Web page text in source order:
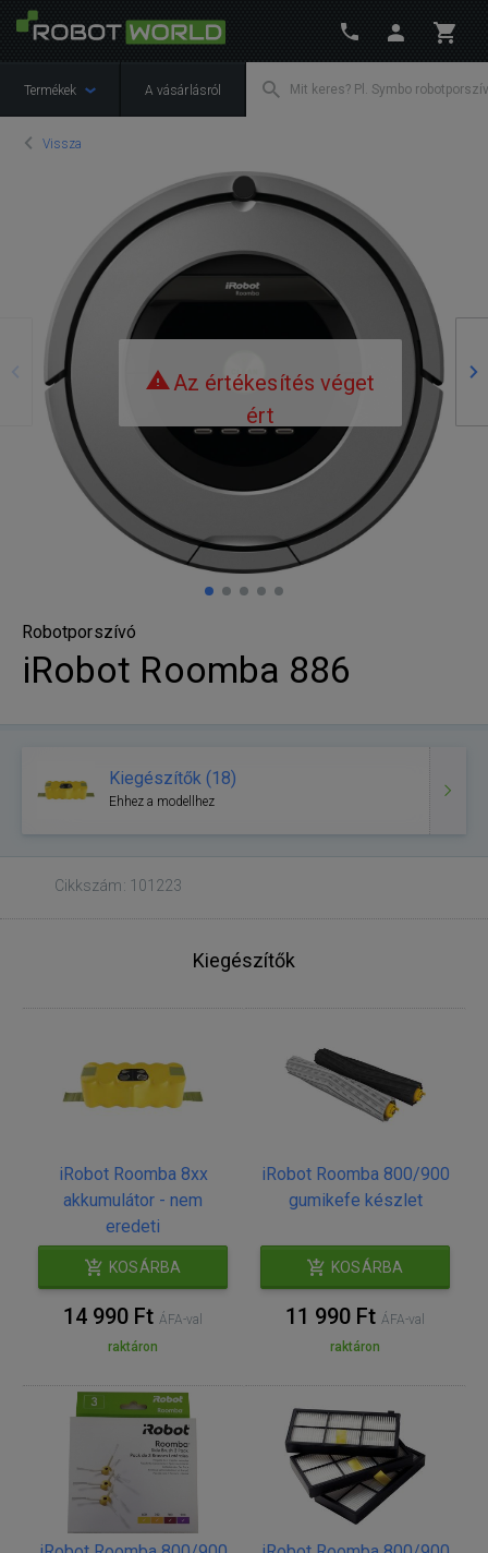
Termékek A vásárlásról
Vissza
Az értékesítés véget
ért
Robotporszívó
iRobot Roomba 886
Kiegészítők (18)
Ehhez a modellhez
Cikkszám: 101223
Kiegészítők
iRobot Roomba 8xx
akkumulátor - nem
eredeti
KOSÁRBA
14 990 Ft ÁFA-val
raktáron
iRobot Roomba 800/900
gumikefe készlet
KOSÁRBA
11 990 Ft ÁFA-val
raktáron